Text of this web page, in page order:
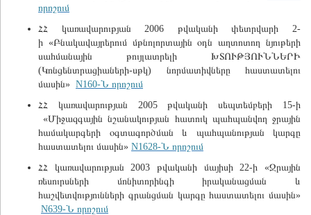
որոշում
ՀՀ կառավարության 2006 թվականի փետրվարի 2-
ի «Բնակավայրերում մթնոլորտային օդն աղտոտող նյութերի
սահմանային թույլատրելի ԽՏՈՒԹՅՈՒՆՆԵՐԻ
(Կոնցենտրացիաների-սթկ) նորմատիվները հաստատելու
մասին» N160-Ն որոշում
ՀՀ կառավարության 2005 թվականի սեպտեմբերի 15-ի
«Միջազգային նշանակության հատուկ պահպանվող ջրային
համակարգերի օգտագործման և պահպանության կարգը
հաստատելու մասին» N1628-Ն որոշում
ՀՀ կառավարության 2003 թվականի մայիսի 22-ի «Ջրային
ռեսուրսների մոնիտորինգի իրականացման և
հաշվետվությունների գրանցման կարգը հաստատելու մասին»
N639-Ն որոշում